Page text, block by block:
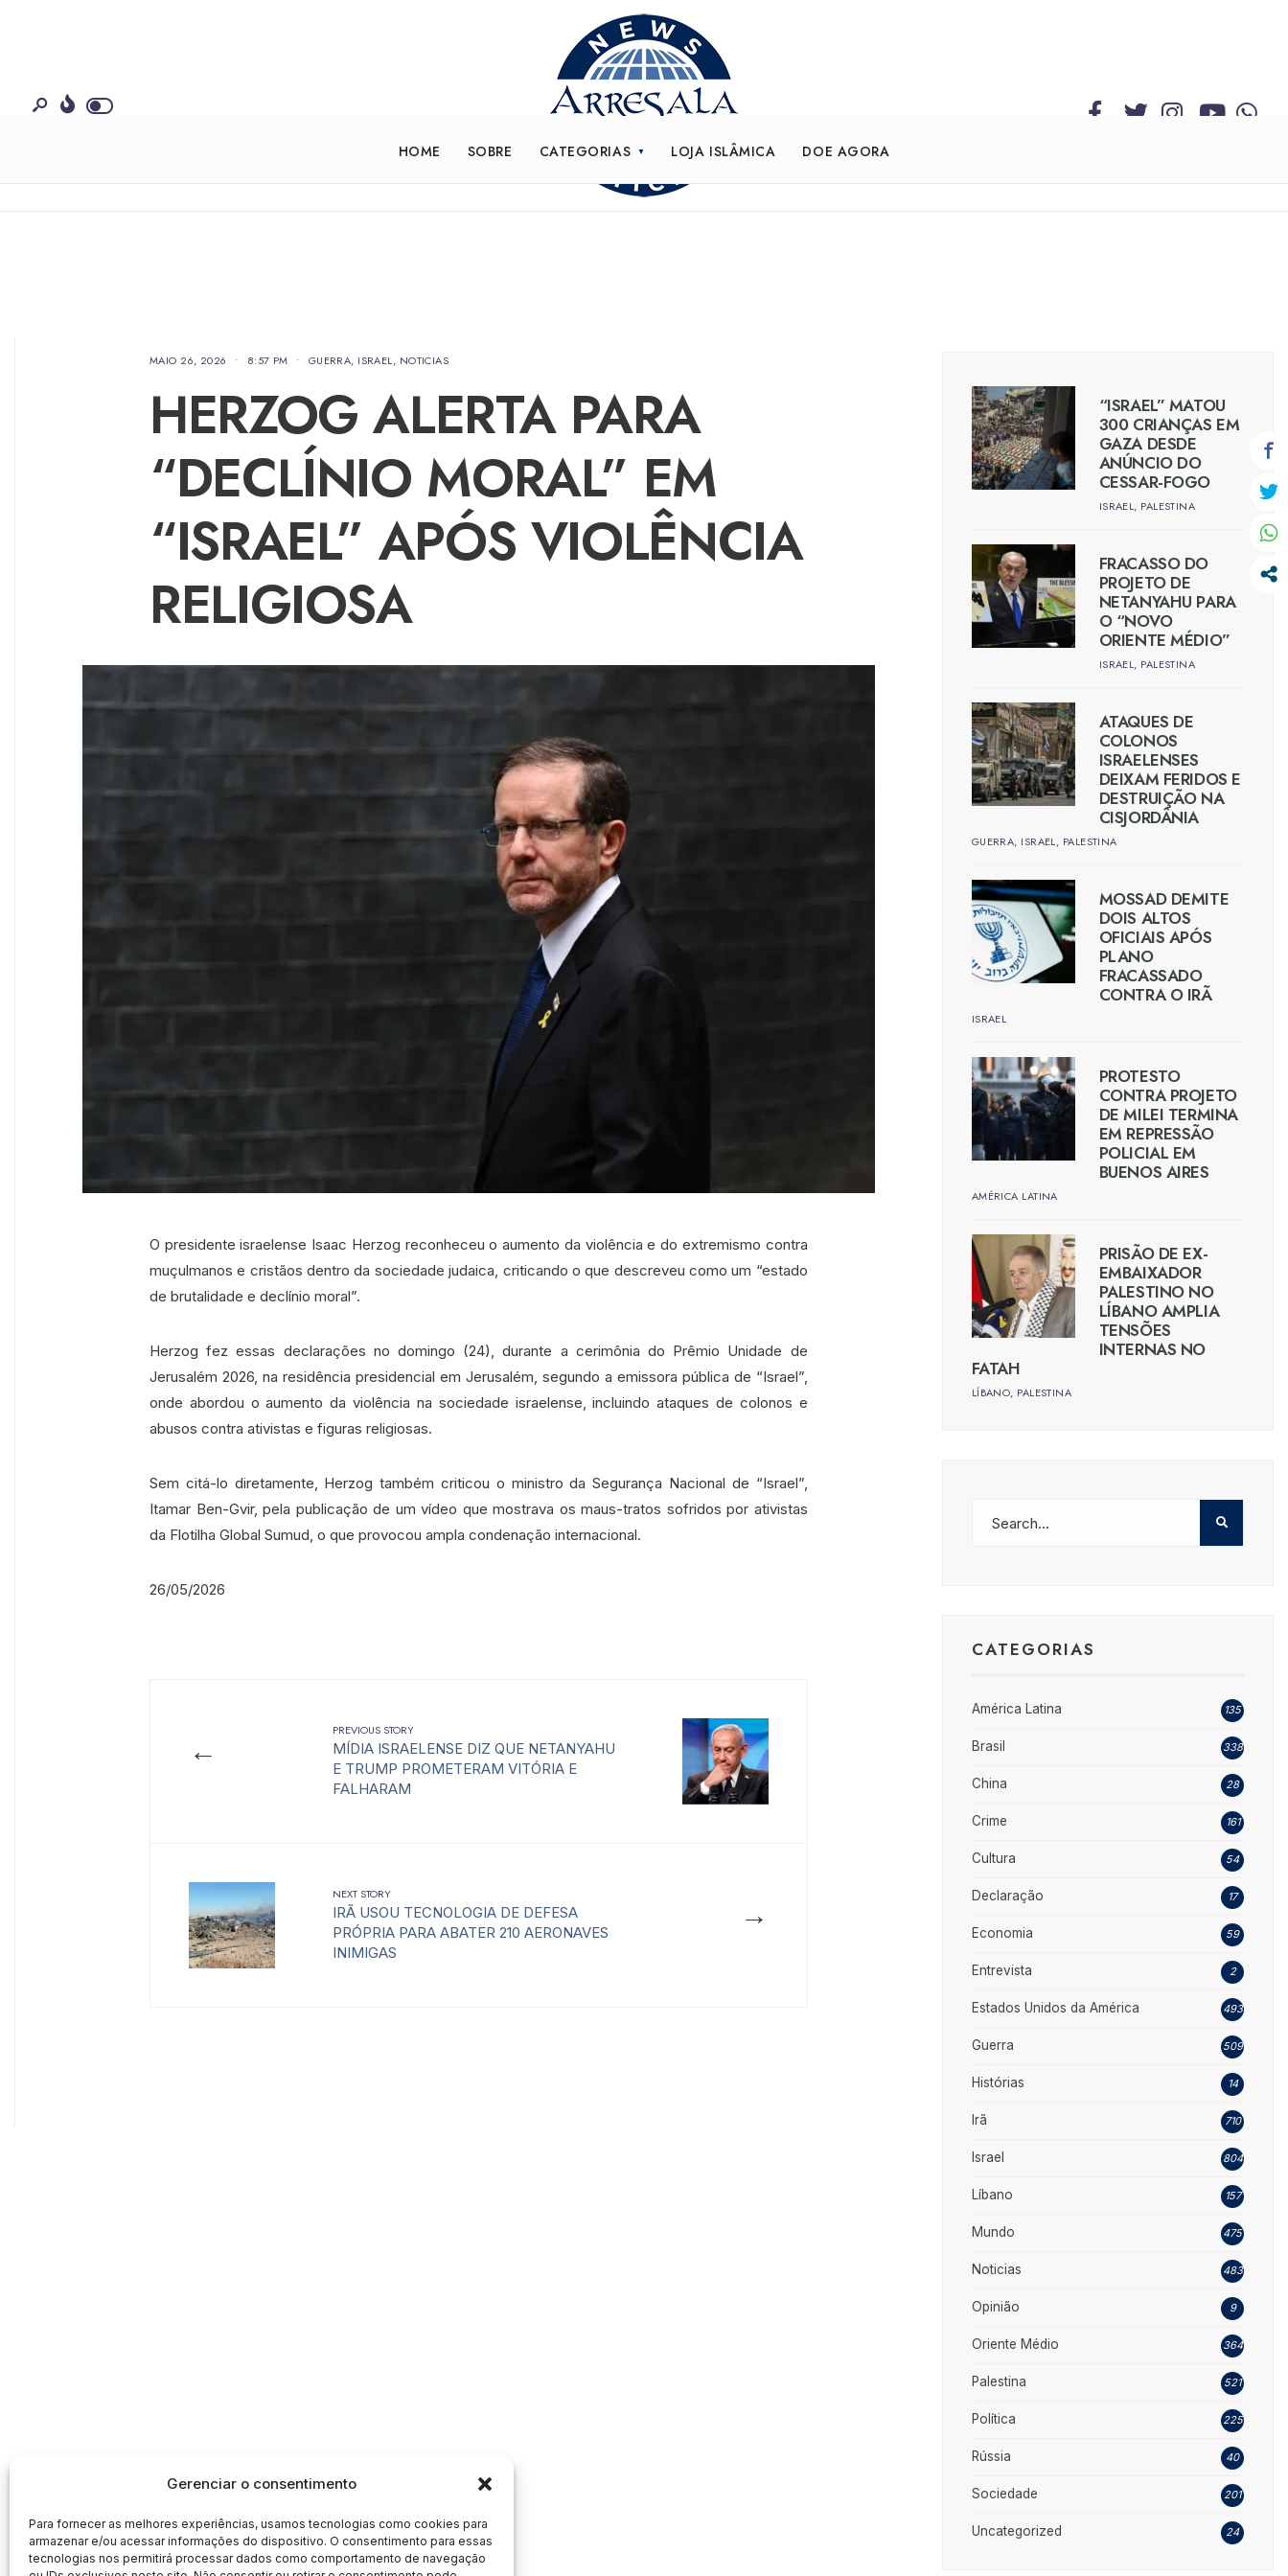
Gerenciar o consentimento
Para fornecer as melhores experiências, usamos tecnologias como cookies para
armazenar e/ou acessar informações do dispositivo. O consentimento para essas
tecnologias nos permitirá processar dados como comportamento de navegação
HOME SOBRE CATEGORIAS LOJA ISLÂMICA DOE AGORA
MAIO 26, 2026 • 8:57 PM • GUERRA, ISRAEL, NOTICIAS
HERZOG ALERTA PARA
“DECLÍNIO MORAL” EM
“ISRAEL” APÓS VIOLÊNCIA
RELIGIOSA
O presidente israelense Isaac Herzog reconheceu o aumento da violência e do extremismo contra
muçulmanos e cristãos dentro da sociedade judaica, criticando o que descreveu como um “estado
de brutalidade e declínio moral”.
Herzog fez essas declarações no domingo (24), durante a cerimônia do Prêmio Unidade de
Jerusalém 2026, na residência presidencial em Jerusalém, segundo a emissora pública de “Israel”,
onde abordou o aumento da violência na sociedade israelense, incluindo ataques de colonos e
abusos contra ativistas e figuras religiosas.
Sem citá-lo diretamente, Herzog também criticou o ministro da Segurança Nacional de “Israel”,
Itamar Ben-Gvir, pela publicação de um vídeo que mostrava os maus-tratos sofridos por ativistas
da Flotilha Global Sumud, o que provocou ampla condenação internacional.
26/05/2026
←
PREVIOUS STORY
MÍDIA ISRAELENSE DIZ QUE NETANYAHU
E TRUMP PROMETERAM VITÓRIA E
FALHARAM
→
NEXT STORY
IRÃ USOU TECNOLOGIA DE DEFESA
PRÓPRIA PARA ABATER 210 AERONAVES
INIMIGAS
“ISRAEL” MATOU
300 CRIANÇAS EM
GAZA DESDE
ANÚNCIO DO
CESSAR-FOGO
ISRAEL, PALESTINA
FRACASSO DO
PROJETO DE
NETANYAHU PARA
O “NOVO
ORIENTE MÉDIO”
ISRAEL, PALESTINA
ATAQUES DE
COLONOS
ISRAELENSES
DEIXAM FERIDOS E
DESTRUIÇÃO NA
CISJORDÂNIA
GUERRA, ISRAEL, PALESTINA
MOSSAD DEMITE
DOIS ALTOS
OFICIAIS APÓS
PLANO
FRACASSADO
CONTRA O IRÃ
ISRAEL
PROTESTO
CONTRA PROJETO
DE MILEI TERMINA
EM REPRESSÃO
POLICIAL EM
BUENOS AIRES
AMÉRICA LATINA
PRISÃO DE EX-
EMBAIXADOR
PALESTINO NO
LÍBANO AMPLIA
TENSÕES
INTERNAS NO
FATAH
LÍBANO, PALESTINA
CATEGORIAS
América Latina 135
Brasil 338
China 28
Crime 161
Cultura 54
Declaração 17
Economia 59
Entrevista 2
Estados Unidos da América 493
Guerra 509
Histórias 14
Irã 710
Israel 804
Líbano 157
Mundo 475
Noticias 483
Opinião 9
Oriente Médio 364
Palestina 521
Política 225
Rússia 40
Sociedade 201
Uncategorized 24